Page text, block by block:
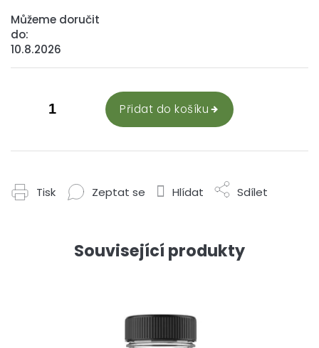
Můžeme doručit
do:
10.8.2026
Přidat do košíku
Tisk Zeptat se Hlídat Sdílet
Související produkty